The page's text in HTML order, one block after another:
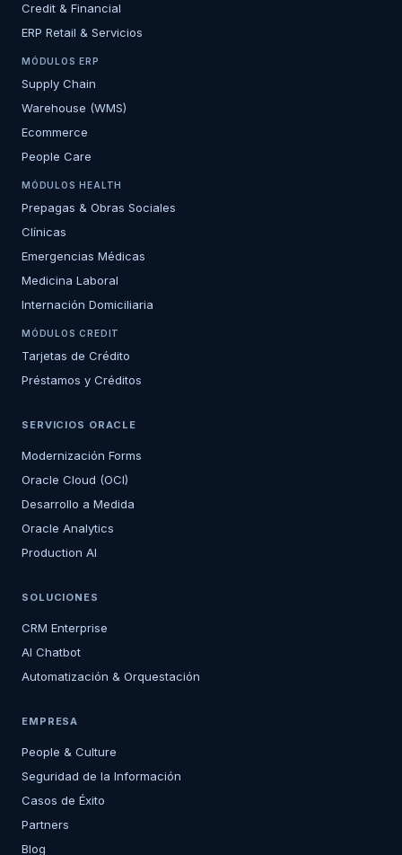
Credit & Financial
ERP Retail & Servicios
MÓDULOS ERP
Supply Chain
Warehouse (WMS)
Ecommerce
People Care
MÓDULOS HEALTH
Prepagas & Obras Sociales
Clínicas
Emergencias Médicas
Medicina Laboral
Internación Domiciliaria
MÓDULOS CREDIT
Tarjetas de Crédito
Préstamos y Créditos
SERVICIOS ORACLE
Modernización Forms
Oracle Cloud (OCI)
Desarrollo a Medida
Oracle Analytics
Production AI
SOLUCIONES
CRM Enterprise
AI Chatbot
Automatización & Orquestación
EMPRESA
People & Culture
Seguridad de la Información
Casos de Éxito
Partners
Blog